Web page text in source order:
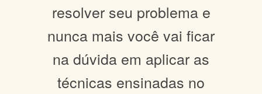
resolver seu problema e
nunca mais você vai ficar
na dúvida em aplicar as
técnicas ensinadas no